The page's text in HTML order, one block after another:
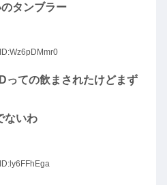
タンブラー
ID:Wz6pDMmr0
っての飲まされたけどまず
ないわ
ID:ly6FFhEga